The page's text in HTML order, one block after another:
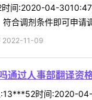
间:2020-04-
合调剂条件即可申请
2022-11-09
通过人事部翻译资
时间:2020-